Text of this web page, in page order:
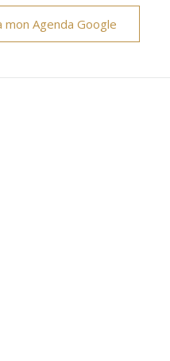
mon Agenda Google